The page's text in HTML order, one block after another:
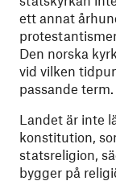
ett annat
Den norska
vid vilken
passande term.
Landet är inte
konstitution,
statsreligion,
bygger på